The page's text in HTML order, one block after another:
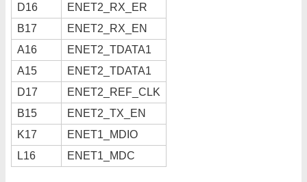
D16
ENET2_RX_ER
B17
ENET2_RX_EN
A16
ENET2_TDATA1
A15
ENET2_TDATA1
D17
ENET2_REF_CLK
B15
ENET2_TX_EN
K17
ENET1_MDIO
L16
ENET1_MDC